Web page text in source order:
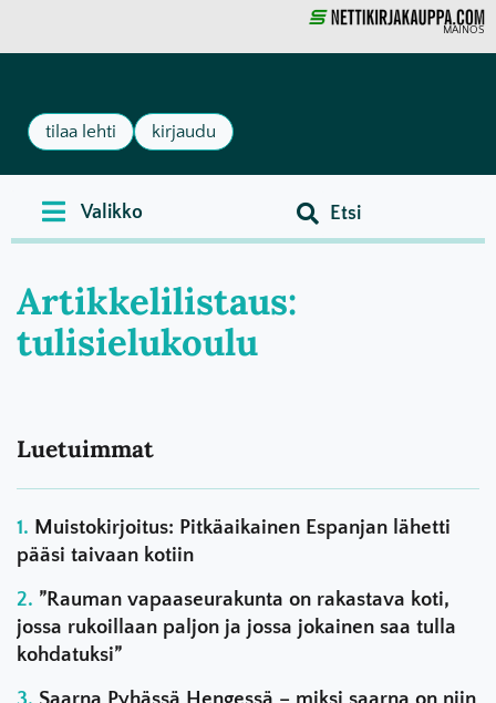
MAINOS
tilaa lehti kirjaudu
Artikkelilistaus:
tulisielukoulu
Luetuimmat
Muistokirjoitus: Pitkäaikainen Espanjan lähetti
pääsi taivaan kotiin
”Rauman vapaaseurakunta on rakastava koti,
jossa rukoillaan paljon ja jossa jokainen saa tulla
kohdatuksi”